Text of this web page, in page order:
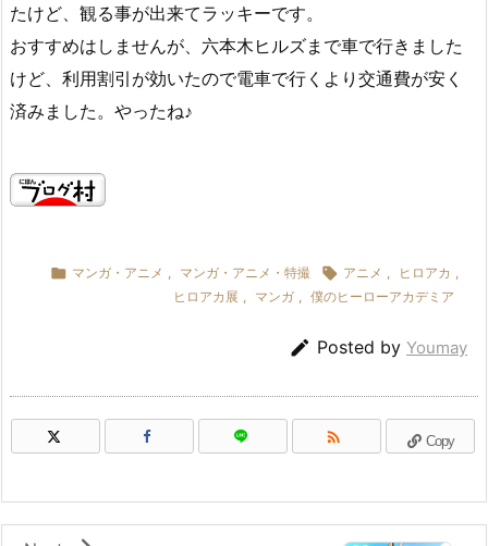
たけど、観る事が出来てラッキーです。
おすすめはしませんが、六本木ヒルズまで車で行きました
けど、利用割引が効いたので電車で行くより交通費が安く
済みました。やったね♪
 マンガ・アニメ マンガ・アニメ・特撮  アニメ ヒロアカ
ヒロアカ展
マンガ 僕のヒーローアカデミア
 Posted by Youmay
 Copy